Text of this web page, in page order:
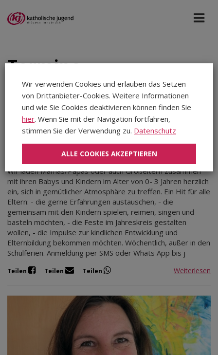
Termine
Diözese Innsbruck Dez 2026
Aug 2026
Sep 2026
Okt 2026
Nov 2026
Dez 2026
Jan 2027
Feb 2027
Mär 2027
Apr 2027
Mai 2027
Jul 2027
Dienstag, 01.12.2026 | Diözese Innsbruck
fit for family - Spielgruppe St. Franziskus
Wir laden Mamas/Papas oder auch Großeltern zusammen
mit ihren Babys und Kindern im Alter von 0- 3 Jahren herzlich
ein, sich in gemütlicher Atmosphäre zu treffen. Ein Hit für alle
Eltern: - die gerne Erfahrungen austauschen, - die
gemeinsam mit den Kindern spielen, reimen, singen und
basteln möchten, - die Feste im Jahreskreis gestalten
wollen, - die Impulse zur kindlichen Entwicklung und
Elternbildung bekommen möchten. Wöchentlich, außer in den
Schulferien. Anmeldung per SMS oder Whats App bis j
Teilen Teilen Teilen Weiterlesen
Wir verwenden Cookies und erlauben das Setzen
von Drittanbieter-Cookies. Weitere Informationen
und wie Sie Cookies deaktivieren können finden Sie
hier. Wenn Sie mit der Navigation fortfahren,
stimmen Sie der Verwendung zu. Datenschutz
ALLE COOKIES AKZEPTIEREN